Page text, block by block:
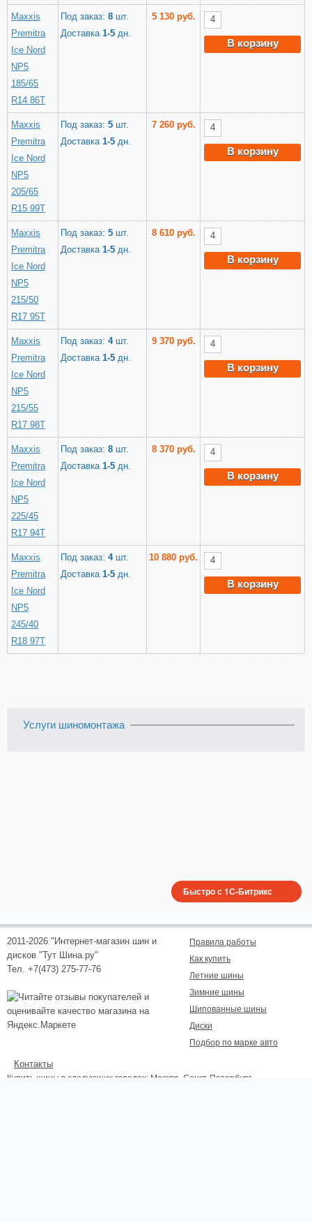
Maxxis
Premitra
Ice Nord
NP5
185/65
R14 86T
Под заказ: 8 шт.
Доставка 1-5 дн.
5 130 руб.
В корзину
Maxxis
Premitra
Ice Nord
NP5
205/65
R15 99T
Под заказ: 5 шт.
Доставка 1-5 дн.
7 260 руб.
В корзину
Maxxis
Premitra
Ice Nord
NP5
215/50
R17 95T
Под заказ: 5 шт.
Доставка 1-5 дн.
8 610 руб.
В корзину
Maxxis
Premitra
Ice Nord
NP5
215/55
R17 98T
Под заказ: 4шт.
Доставка 1-5 дн.
9 370 руб.
В корзину
Maxxis
Premitra
Ice Nord
NP5
225/45
R17 94T
Под заказ: 8 шт.
Доставка 1-5 дн.
8 370 руб.
В корзину
Maxxis
Premitra
Ice Nord
NP5
245/40
R18 97T
Под заказ: 4шт.
Доставка 1-5 дн.
10 880 руб.
В корзину
Услуги шиномонтажа
2011-2026 "Интернет-магазин шин и
дисков "Тут Шина.ру"
Тел. +7(473) 275-77-76
Правила работы
Как купить
Летние шины
Зимние шины
Шипованные шины
Диски
Подбор по марке авто
Контакты
Купить шины в следующих городах: Москва , Санкт-Петербург,
Быстро с 1С-Битрикс